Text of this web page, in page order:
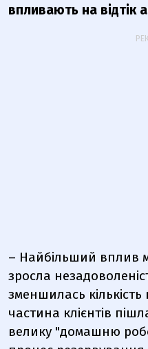
впливають на відтік
– Найбільший вплив
зросла
зменшилась
частина клієнтів
велику "домашню